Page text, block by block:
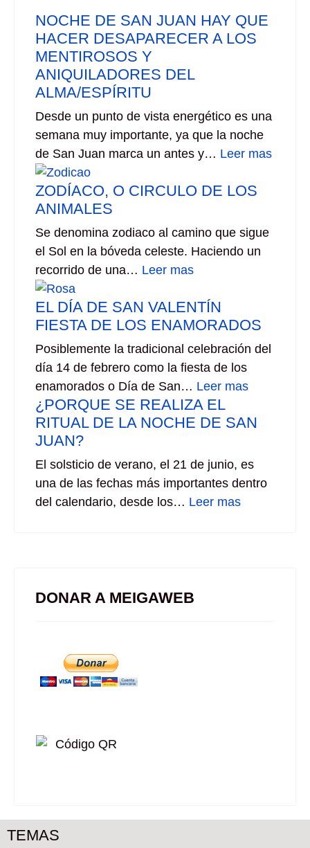
NOCHE DE SAN JUAN HAY QUE
HACER DESAPARECER A LOS
MENTIROSOS Y
ANIQUILADORES DEL
ALMA/ESPÍRITU
Desde un punto de vista energético es una
semana muy importante, ya que la noche
de San Juan marca un antes y… Leer mas
ZODÍACO, O CIRCULO DE LOS
ANIMALES
Se denomina zodiaco al camino que sigue
el Sol en la bóveda celeste. Haciendo un
recorrido de una… Leer mas
EL DÍA DE SAN VALENTÍN
FIESTA DE LOS ENAMORADOS
Posiblemente la tradicional celebración del
día 14 de febrero como la fiesta de los
enamorados o Día de San… Leer mas
¿PORQUE SE REALIZA EL
RITUAL DE LA NOCHE DE SAN
JUAN?
El solsticio de verano, el 21 de junio, es
una de las fechas más importantes dentro
del calendario, desde los… Leer mas
DONAR A MEIGAWEB
TEMAS